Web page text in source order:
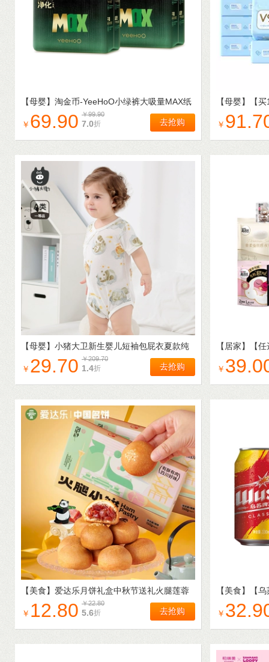
【母婴】 淘金币-YeeHoO小绿裤大吸量MAX纸
尿裤NB-4XL婴儿透气尿不湿拉拉裤
￥ 69.90 ￥99.90
7.0折 去抢购
【母婴】
【
生儿专用乳
￥
【母婴】 小猪大卫新生婴儿短袖包屁衣夏款纯
棉卡通印花偏开扣三角哈衣爬服
￥ 29.70 ￥209.70
1.4折 去抢购
【居家】
【
生巾护垫姨
￥
【美食】 爱达乐月饼礼盒中秋节送礼火腿莲蓉
蛋黄豆沙川式灯影牛肉2026新款
￥ 12.80 ￥22.80
5.6折 去抢购
【美食】
【
装啤酒经典
￥